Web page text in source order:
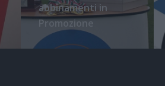
abbinamenti in
Promozione